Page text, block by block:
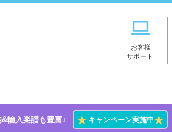
お客様
サポート
&輸入楽譜も豊富♪ ★キャンペーン実施中★